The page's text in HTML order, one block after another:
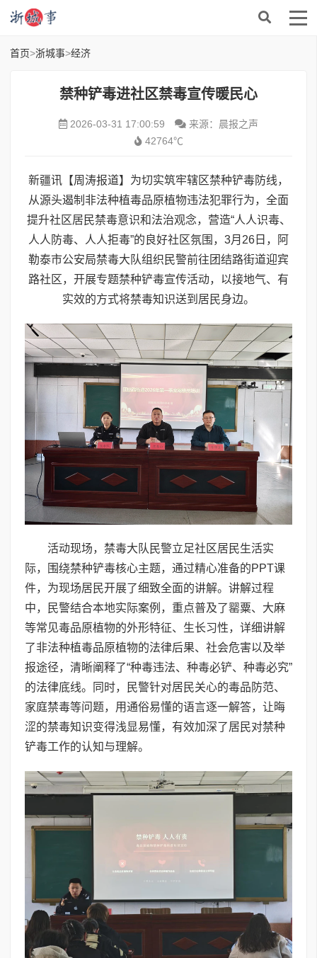
首页>浙城事>经济
禁种铲毒进社区禁毒宣传暖民心
2026-03-31 17:00:59
来源：晨报之声
42764℃
新疆讯【周涛报道】为切实筑牢辖区禁种铲毒防线，
从源头遏制非法种植毒品原植物违法犯罪行为，全面
提升社区居民禁毒意识和法治观念，营造“人人识毒、
人人防毒、人人拒毒”的良好社区氛围，3月26日，阿
勒泰市公安局禁毒大队组织民警前往团结路街道迎宾
路社区，开展专题禁种铲毒宣传活动，以接地气、有
实效的方式将禁毒知识送到居民身边。
活动现场，禁毒大队民警立足社区居民生活实
际，围绕禁种铲毒核心主题，通过精心准备的PPT课
件，为现场居民开展了细致全面的讲解。讲解过程
中，民警结合本地实际案例，重点普及了罂粟、大麻
等常见毒品原植物的外形特征、生长习性，详细讲解
了非法种植毒品原植物的法律后果、社会危害以及举
报途径，清晰阐释了“种毒违法、种毒必铲、种毒必究”
的法律底线。同时，民警针对居民关心的毒品防范、
家庭禁毒等问题，用通俗易懂的语言逐一解答，让晦
涩的禁毒知识变得浅显易懂，有效加深了居民对禁种
铲毒工作的认知与理解。